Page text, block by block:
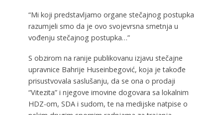
“Mi koji predstavljamo organe stečajnog postupka
razumjeli smo da je ovo svojevrsna smetnja u
vođenju stečajnog postupka…”
S obzirom na ranije publikovanu izjavu stečajne
upravnice Bahrije Huseinbegović, koja je takođe
prisustvovala saslušanju, da se ona o prodaji
“Vitezita” i njegove imovine dogovara sa lokalnim
HDZ-om, SDA i sudom, te na medijske natpise o